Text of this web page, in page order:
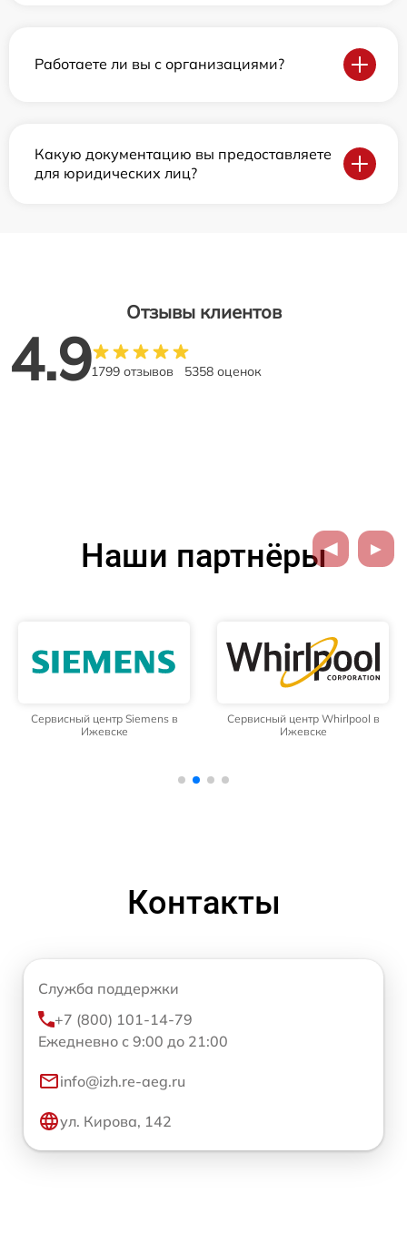
Работаете ли вы с организациями?
Какую документацию вы предоставляете
для юридических лиц?
Отзывы клиентов
4.91799 отзывов 5358 оценок
Наши партнёры
Сервисный центр Siemens в
Ижевске
Сервисный центр Whirlpool в
Ижевске
Контакты
Служба поддержки
+7 (800) 101-14-79
Ежедневно с 9:00 до 21:00
info@izh.re-aeg.ru
ул. Кирова, 142